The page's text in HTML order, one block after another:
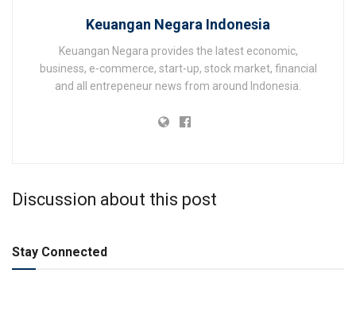
Keuangan Negara Indonesia
Keuangan Negara provides the latest economic,
business, e-commerce, start-up, stock market, financial
and all entrepeneur news from around Indonesia.
Discussion about this post
Stay Connected